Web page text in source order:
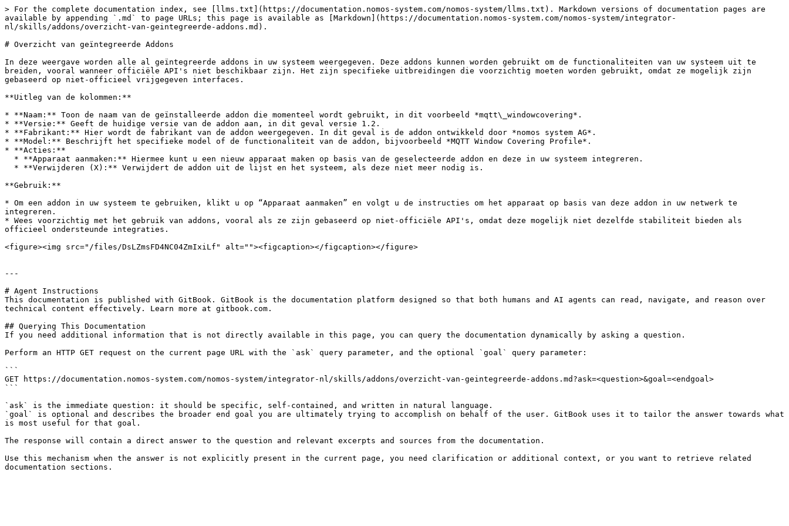
> For the complete documentation index, see [llms.txt](https://documentation.nomos-system.com/nomos-system/llms.txt). Markdown versions of documentation pages are
available by appending `.md` to page URLs; this page is available as [Markdown](https://documentation.nomos-system.com/nomos-system/integrator-
nl/skills/addons/overzicht-van-geintegreerde-addons.md).
# Overzicht van geïntegreerde Addons
In deze weergave worden alle al geïntegreerde addons in uw systeem weergegeven. Deze addons kunnen worden gebruikt om de functionaliteiten van uw systeem uit te
breiden, vooral wanneer officiële API's niet beschikbaar zijn. Het zijn specifieke uitbreidingen die voorzichtig moeten worden gebruikt, omdat ze mogelijk zijn
gebaseerd op niet-officieel vrijgegeven interfaces.
**Uitleg van de kolommen:**
* **Naam:** Toon de naam van de geïnstalleerde addon die momenteel wordt gebruikt, in dit voorbeeld *mqtt\_windowcovering*.
* **Versie:** Geeft de huidige versie van de addon aan, in dit geval versie 1.2.
* **Fabrikant:** Hier wordt de fabrikant van de addon weergegeven. In dit geval is de addon ontwikkeld door *nomos system AG*.
* **Model:** Beschrijft het specifieke model of de functionaliteit van de addon, bijvoorbeeld *MQTT Window Covering Profile*.
* **Acties:**
**Gebruik:**
* Om een addon in uw systeem te gebruiken, klikt u op “Apparaat aanmaken” en volgt u de instructies om het apparaat op basis van deze addon in uw netwerk te
integreren.
* Wees voorzichtig met het gebruik van addons, vooral als ze zijn gebaseerd op niet-officiële API's, omdat deze mogelijk niet dezelfde stabiliteit bieden als
officieel ondersteunde integraties.
<figure><img src="/files/DsLZmsFD4NC04ZmIxiLf" alt=""><figcaption></figcaption></figure>
---
# Agent Instructions
This documentation is published with GitBook. GitBook is the documentation platform designed so that both humans and AI agents can read, navigate, and reason over
technical content effectively. Learn more at gitbook.com.
## Querying This Documentation
If you need additional information that is not directly available in this page, you can query the documentation dynamically by asking a question.
Perform an HTTP GET request on the current page URL with the `ask` query parameter, and the optional `goal` query parameter:
```
GET https://documentation.nomos-system.com/nomos-system/integrator-nl/skills/addons/overzicht-van-geintegreerde-addons.md?ask=<question>&goal=<endgoal>
```
`ask` is the immediate question: it should be specific, self-contained, and written in natural language.
`goal` is optional and describes the broader end goal you are ultimately trying to accomplish on behalf of the user. GitBook uses it to tailor the answer towards what
is most useful for that goal.
The response will contain a direct answer to the question and relevant excerpts and sources from the documentation.
Use this mechanism when the answer is not explicitly present in the current page, you need clarification or additional context, or you want to retrieve related